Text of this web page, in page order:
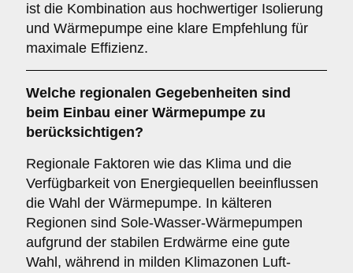
ist die Kombination aus hochwertiger Isolierung
und Wärmepumpe eine klare Empfehlung für
maximale Effizienz.
Welche regionalen Gegebenheiten sind
beim Einbau einer Wärmepumpe zu
berücksichtigen?
Regionale Faktoren wie das Klima und die
Verfügbarkeit von Energiequellen beeinflussen
die Wahl der Wärmepumpe. In kälteren
Regionen sind Sole-Wasser-Wärmepumpen
aufgrund der stabilen Erdwärme eine gute
Wahl, während in milden Klimazonen Luft-